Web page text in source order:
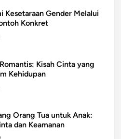
N
R
I
T
E
Kesetaraan Gender Melalui
Konkret
Kisah Cinta yang
Kehidupan
Orang Tua untuk Anak:
dan Keamanan